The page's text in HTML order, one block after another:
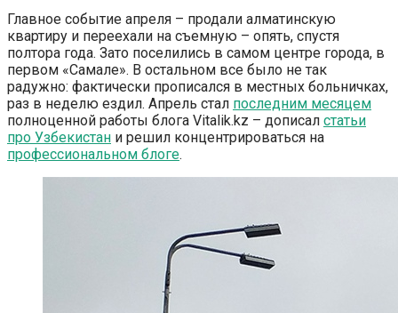
Главное событие апреля – продали алматинскую
квартиру и переехали на съемную – опять, спустя
полтора года. Зато поселились в самом центре города, в
первом «Самале». В остальном все было не так
радужно: фактически прописался в местных больничках,
раз в неделю ездил. Апрель стал последним месяцем
полноценной работы блога Vitalik.kz – дописал статьи
про Узбекистан и решил концентрироваться на
профессиональном блоге.